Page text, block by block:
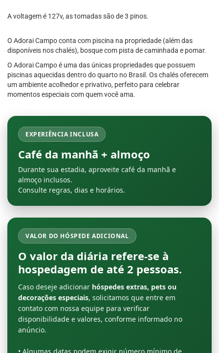
A voltagem é 127v, as tomadas são de 3 pinos.
O Adorai Campo conta com piscina na propriedade (além das
disponíveis nos chalés), bosque com pista de caminhada e pomar.
O Adorai Campo é uma das únicas propriedades que possuem
piscinas aquecidas dentro do quarto no Brasil. Os chalés oferecem
um ambiente acolhedor e privativo, perfeito para celebrar
momentos especiais com quem você ama.
EXPERIÊNCIA INCLUSA
Café da manhã + almoço
Durante sua estadia, aproveite café da manhã e
almoço inclusos.
Consulte regras, dias e horários.
VALOR DO HÓSPEDE ADICIONAL
O valor da diária refere-se à
hospedagem de até 2 pessoas.
Caso deseje adicionar hóspedes extras, pets ou
decorações especiais, solicitamos que entre em
contato com nossa equipe para verificar
disponibilidade e valores, conforme informado no
anúncio.